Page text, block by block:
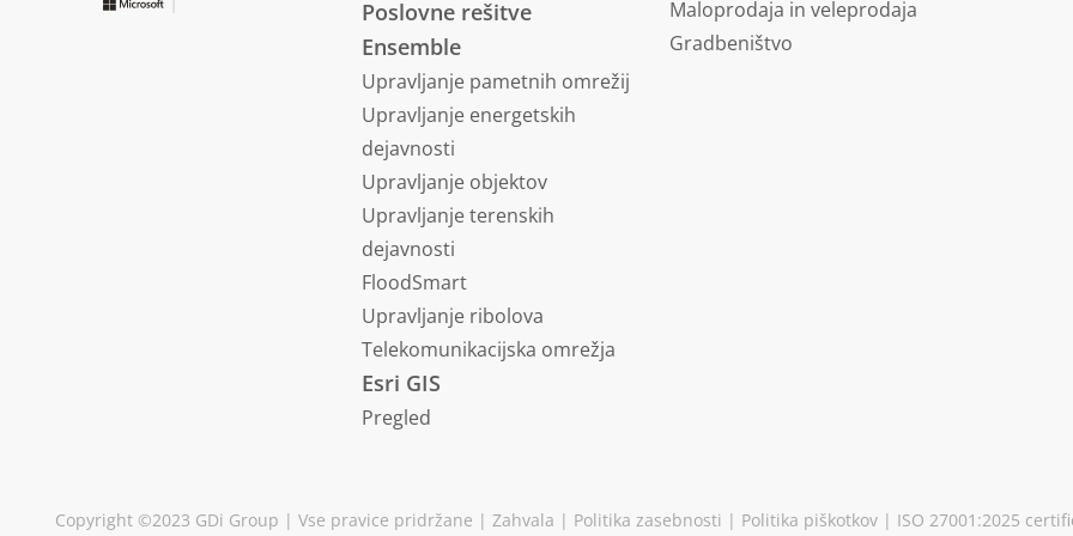
Poslovne rešitve
Ensemble
Upravljanje pametnih omrežij
Upravljanje energetskih
dejavnosti
Upravljanje objektov
Upravljanje terenskih
dejavnosti
FloodSmart
Upravljanje ribolova
Telekomunikacijska omrežja
Esri GIS
Pregled
Maloprodaja in veleprodaja
Gradbeništvo
Copyright ©2023 GDi Group | Vse pravice pridržane | Zahvala | Politika zasebnosti | Politika piškotkov | ISO 27001:2025